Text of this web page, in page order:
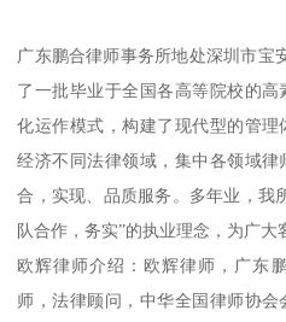
广东鹏合律师事务所地处深圳市宝
了一批毕业于全国各高等院校的
化运作模式，构建了现代型的管
经济不同法律领域，集中各领域
合，实现、品质服务。多年业，我
队合作，务实”的执业理念，为广大
欧辉律师介绍：欧辉律师，广东
师，法律顾问，中华全国律师协